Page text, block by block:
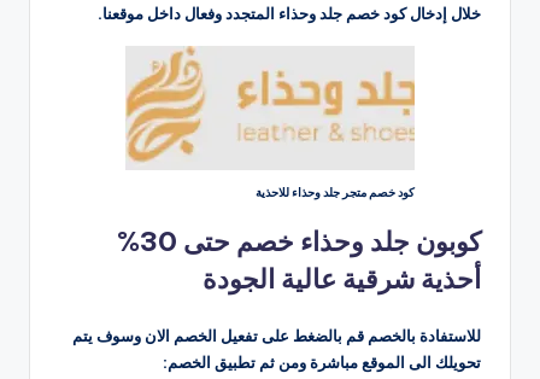
خلال إدخال كود خصم جلد وحذاء المتجدد وفعال داخل موقعنا.
كود خصم متجر جلد وحذاء للاحذية
كوبون جلد وحذاء خصم حتى 30%
أحذية شرقية عالية الجودة
للاستفادة بالخصم قم بالضغط على تفعيل الخصم الان وسوف يتم
تحويلك الى الموقع مباشرة ومن ثم تطبيق الخصم: